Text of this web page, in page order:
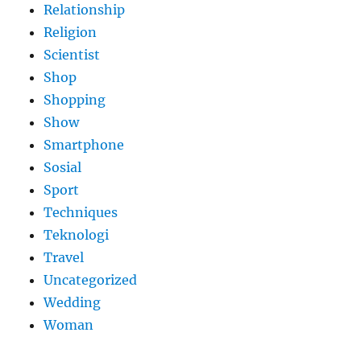
Relationship
Religion
Scientist
Shop
Shopping
Show
Smartphone
Sosial
Sport
Techniques
Teknologi
Travel
Uncategorized
Wedding
Woman